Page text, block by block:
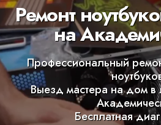
Ремонт
на
Профессиональный
Выезд мастера на дом
Бесплатная